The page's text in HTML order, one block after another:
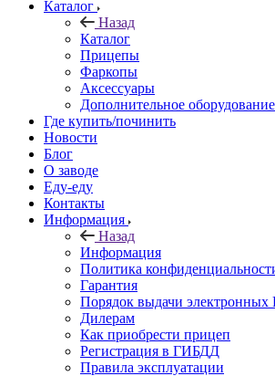
Каталог
Назад
Каталог
Прицепы
Фаркопы
Аксессуары
Дополнительное оборудование
Где купить/починить
Новости
Блог
О заводе
Еду-еду
Контакты
Информация
Назад
Информация
Политика
Гарантия
Порядок выдачи
Дилерам
Как приобрести прицеп
Регистрация в ГИБДД
Правила эксплуатации